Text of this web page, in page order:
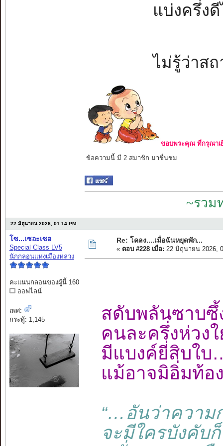
แบ่งครึ่ง
ไม่รู้ว่าส
ขอบพระคุณ ที่กรุณาเ
ข้อความนี้ มี 2 สมาชิก มาชื่นชม
~รวม
22 มิถุนายน 2026, 01:14:PM
โซ...เซอะเซอ
Special Class LV5
นักกลอนแห่งเมืองหลวง
คะแนนกลอนของผู้นี้ 160
ออฟไลน์
เพศ:
กระทู้: 1,145
Re: โคลง....เมื่อฉันหยุดพัก...
« ตอบ #228 เมื่อ: 22 มิถุนายน 2026,
สดับพลันซาบ
คนละครึ่งห่ว
มีแบงค์ยี่สิบใ
แม้อาจมิอิ่มท้
“…อันว่าความ
จะมีใครบังคั